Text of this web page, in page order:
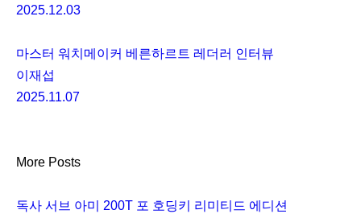
2025.12.03
마스터 워치메이커 베른하르트 레더러 인터뷰
이재섭
2025.11.07
More Posts
독사 서브 아미 200T 포 호딩키 리미티드 에디션